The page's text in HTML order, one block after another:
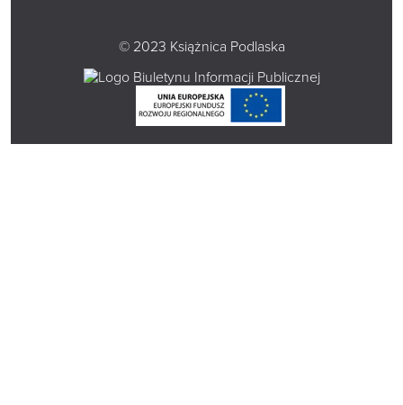
© 2023 Książnica Podlaska